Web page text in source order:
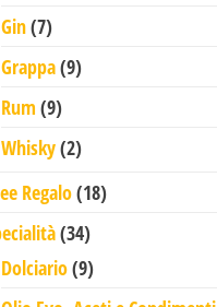
Gin 77 prodotti
Grappa 99 prodotti
Rum 99 prodotti
Whisky 22 prodotti
Regalo 1818 prodotti
3434 prodotti
Dolciario 99 prodotti